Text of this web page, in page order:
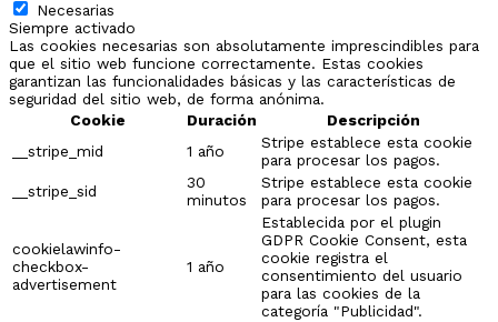
Necesarias
Siempre activado
Las cookies necesarias son absolutamente imprescindibles para
que el sitio web funcione correctamente. Estas cookies
garantizan las funcionalidades básicas y las características de
seguridad del sitio web, de forma anónima.
Cookie
Duración
Descripción
__stripe_mid
1 año
Stripe establece esta cookie
para procesar los pagos.
__stripe_sid
30
minutos
Stripe establece esta cookie
para procesar los pagos.
cookielawinfo-
checkbox-
advertisement
1 año
Establecida por el plugin
GDPR Cookie Consent, esta
cookie registra el
consentimiento del usuario
para las cookies de la
categoría "Publicidad".